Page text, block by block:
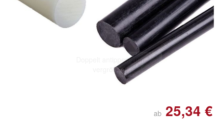
Doppelt antippen zum
vergrößern
ab 25,34 €